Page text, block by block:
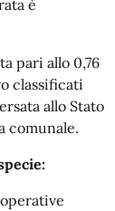
è
pari allo 0,76
classificati
allo Stato
comunale.